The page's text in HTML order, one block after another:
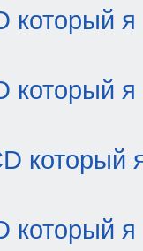
который я
который я
который
который я